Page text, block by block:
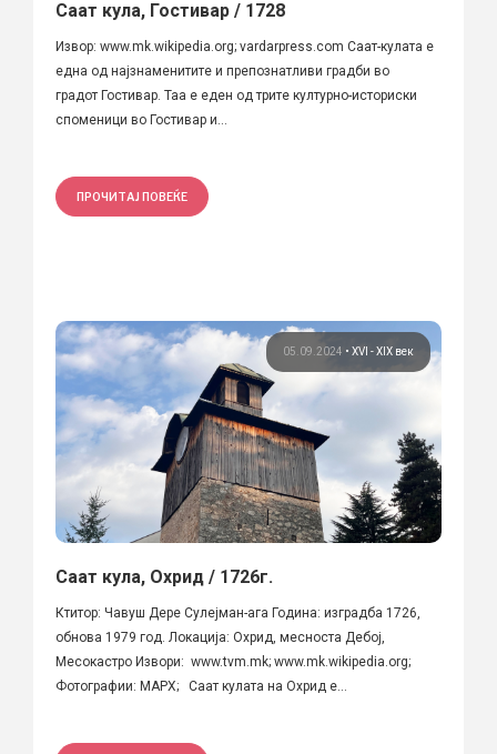
Саат кула, Гостивар / 1728
Извор: www.mk.wikipedia.org; vardarpress.com Саат-кулата е
една од најзнаменитите и препознатливи градби во
градот Гостивар. Таа е еден од трите културно-историски
споменици во Гостивар и...
ПРОЧИТАЈ ПОВЕЌЕ
05.09.2024 • XVI - XIX век
Саат кула, Охрид / 1726г.
Ктитор: Чавуш Дере Сулејман-ага Година: изградба 1726,
обнова 1979 год. Локација: Охрид, месноста Дебој,
Месокастро Извори: www.tvm.mk; www.mk.wikipedia.org;
Фотографии: МАРХ; Саат кулата на Охрид е...